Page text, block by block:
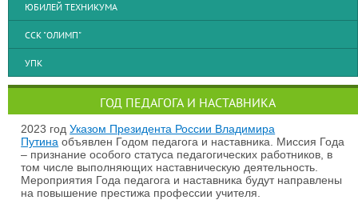
ЮБИЛЕЙ ТЕХНИКУМА
ССК "ОЛИМП"
УПК
ГОД ПЕДАГОГА И НАСТАВНИКА
2023 годУказом Президента России Владимира
Путина объявлен Годом педагога и наставника. Миссия Года
– признание особого статуса педагогических работников, в
том числе выполняющих наставническую деятельность.
Мероприятия Года педагога и наставника будут направлены
на повышение престижа профессии учителя.